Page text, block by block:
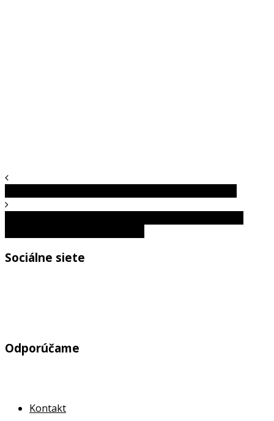
Sociálne siete
Odporúčame
Kontakt